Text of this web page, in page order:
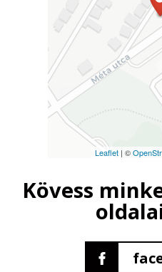
Leaflet| ©
Kövess